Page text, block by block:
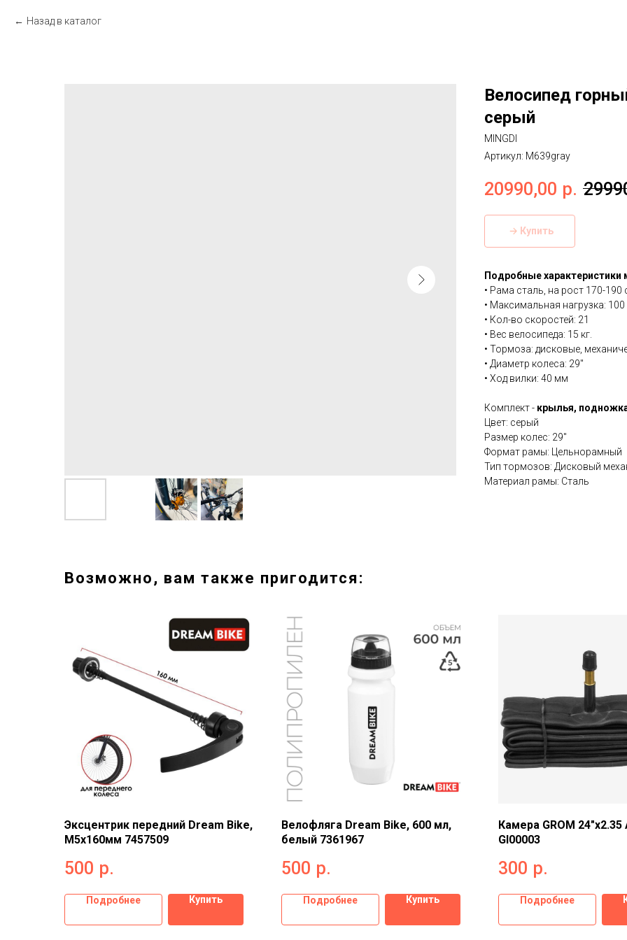
Назад в каталог
Велосипед
серый
MINGDI
Артикул: M639gray
20990,00 р.
Купить
Подробные характеристики
• Рама сталь, на рост 170-190
• Максимальная нагрузка: 100
• Кол-во скоростей: 21
• Вес велосипеда: 15 кг.
• Тормоза: дисковые,
• Диаметр колеса: 29''
• Ход вилки: 40 мм
Комплект - крылья,
Цвет: серый
Размер колес: 29''
Формат рамы: Цельнорамный
Тип тормозов: Дисковый
Материал рамы: Сталь
Возможно, вам также пригодится:
Эксцентрик передний Dream Bike,
M5x160мм 7457509
500 р.
Подробнее Купить
Велофляга Dream Bike, 600 мл,
белый 7361967
500 р.
Подробнее Купить
Камера GROM 24"x2.35
GI00003
300 р.
Подробнее